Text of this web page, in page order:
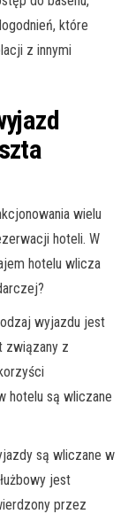
które
z innymi
wielu
hoteli. W
hotelu wlicza
wyjazdu jest
związany z
hotelu są wliczane
są wliczane w
jest
przez